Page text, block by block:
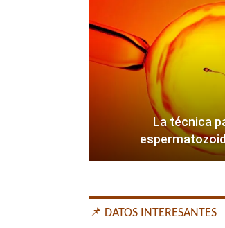
La técnica
📌 DATOS INTERESANTES